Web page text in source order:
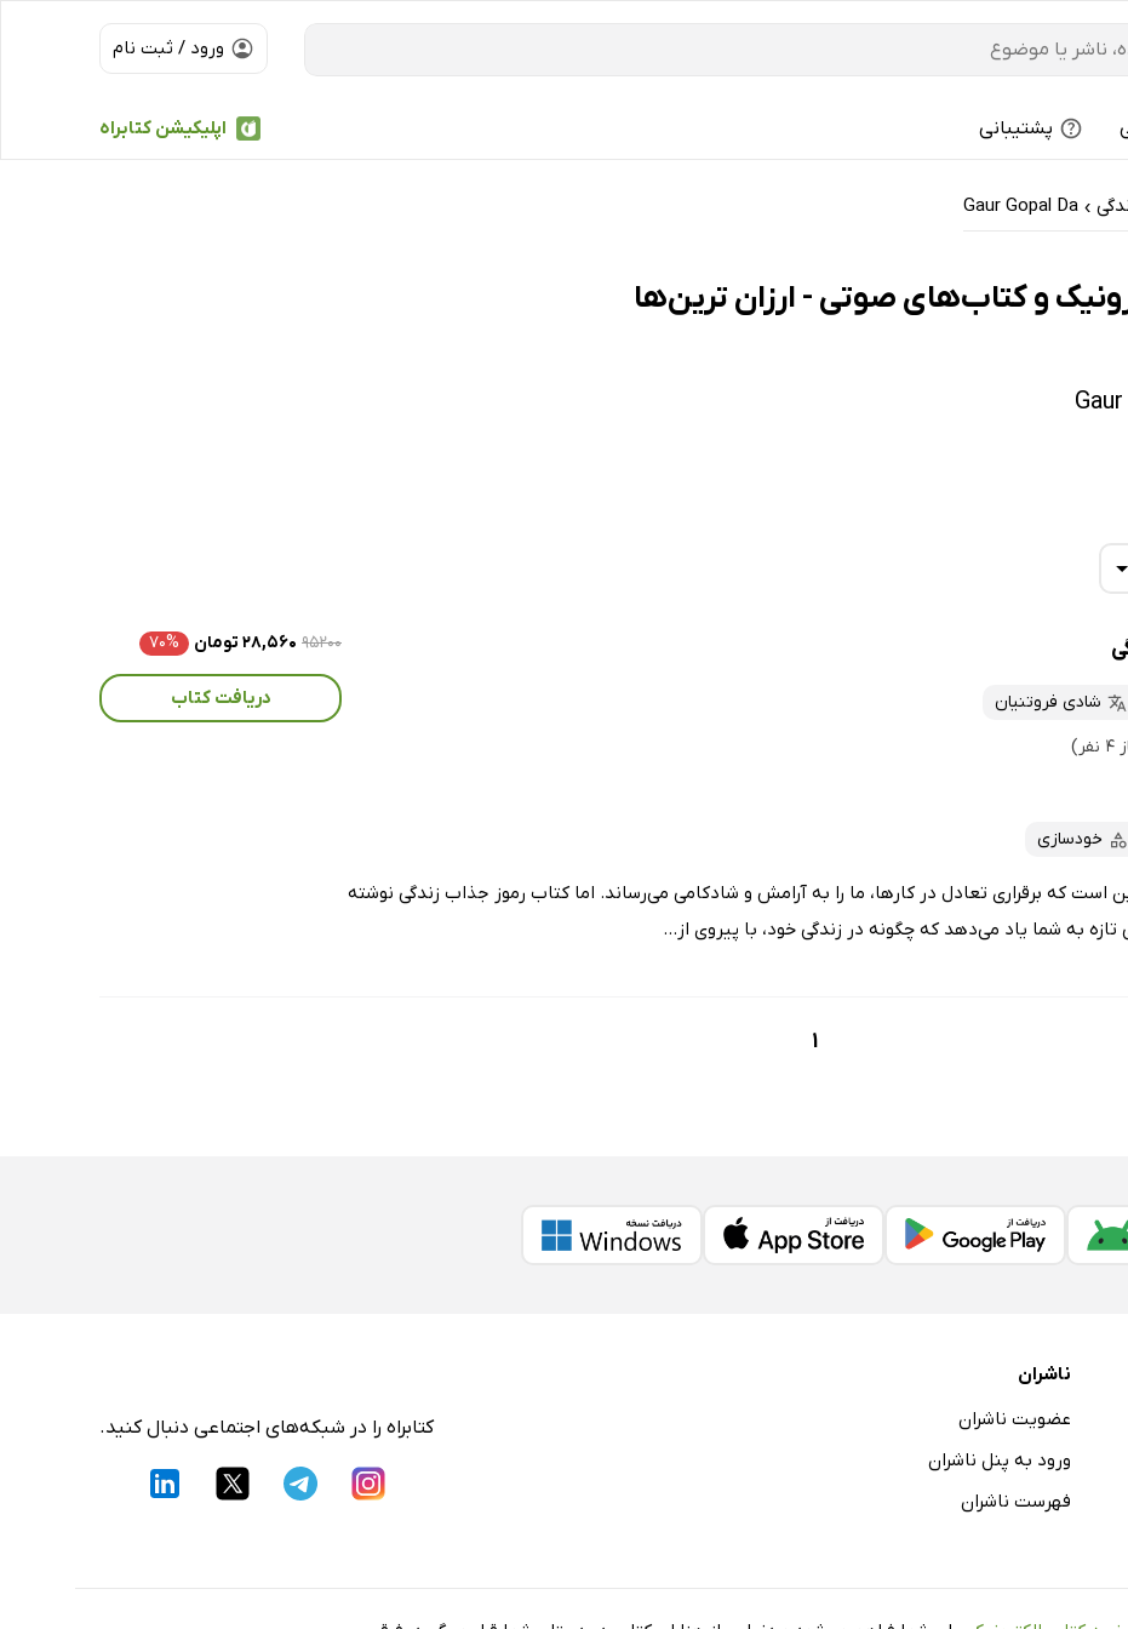
ورود / ثبت نام
اپلیکیشن کتابراه پشتیبانی
›
Gaur Gopal Da
شادی فروتنیان
خودسازی
است که برقراری تعادل در کارها، ما را به آرامش و شادکامی می‌رساند. اما کتاب رموز جذاب زندگی نوشته
به شما یاد می‌دهد که چگونه در زندگی خود، با پیروی از...
۹۵۲۰۰ ۲۸,۵۶۰ تومان ۷۰%
دریافت کتاب
1
ناشران
عضویت ناشران
ورود به پنل ناشران
فهرست ناشران
کتابراه را در شبکه‌های اجتماعی دنبال کنید.